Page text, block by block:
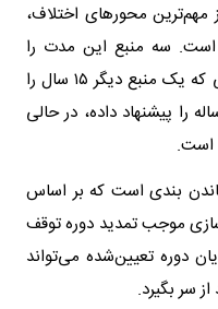
محورهای اختلاف،
است. سه منبع این مدت را
حداقل ۱۲ سال عنوان کرده‌اند، در حالی که یک منبع دیگر ۱۵ سال را
محتمل می‌داند. ایران توقف ۵ساله را پیشنهاد داده، در حالی
بندی است که بر اساس
موجب تمدید دوره توقف
دوره تعیین‌شده می‌تواند